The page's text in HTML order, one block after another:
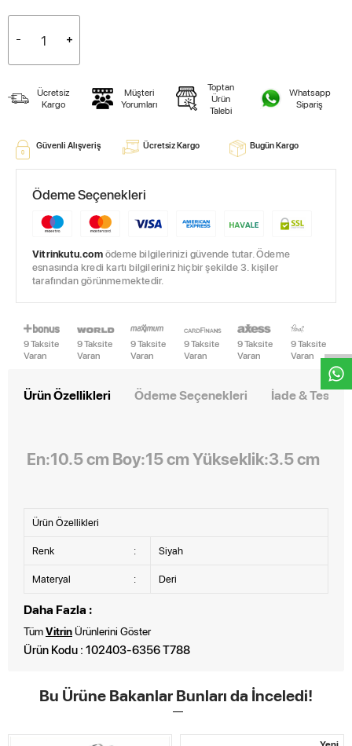
Ücretsiz
Kargo
Müşteri
Yorumları
Toptan
Ürün
Talebi
Whatsapp
Sipariş
Güvenli Alışveriş Ücretsiz Kargo Bugün Kargo
Ödeme Seçenekleri
Vitrinkutu.comödeme bilgilerinizi güvende tutar. Ödeme
esnasında kredi kartı bilgileriniz hiçbir şekilde 3. kişiler
tarafından görünmemektedir.
9 Taksite
Varan
9 Taksite
Varan
9 Taksite
Varan
9 Taksite
Varan
9 Taksite
Varan
9 Taksite
Varan
Ürün Özellikleri Ödeme Seçenekleri İade &
En:10.5 cm Boy:15 cm Yükseklik:3.5 cm
Ürün Özellikleri
Renk : Siyah
Materyal : Deri
Daha Fazla :
TümVitrin Ürünlerini Göster
Ürün Kodu : 102403-6356 T788
Bu Ürüne Bakanlar Bunları da İnceledi!